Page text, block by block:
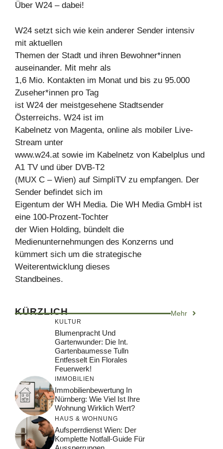
Über W24 – dabei!
W24 setzt sich wie kein anderer Sender intensiv
mit aktuellen
Themen der Stadt und ihren Bewohner*innen
auseinander. Mit mehr als
1,6 Mio. Kontakten im Monat und bis zu 95.000
Zuseher*innen pro Tag
ist W24 der meistgesehene Stadtsender
Österreichs. W24 ist im
Kabelnetz von Magenta, online als mobiler Live-
Stream unter
www.w24.at sowie im Kabelnetz von Kabelplus und
A1 TV und über DVB-T2
(MUX C – Wien) auf SimpliTV zu empfangen. Der
Sender befindet sich im
Eigentum der WH Media. Die WH Media GmbH ist
eine 100-Prozent-Tochter
der Wien Holding, bündelt die
Medienunternehmungen des Konzerns und
kümmert sich um die strategische
Weiterentwicklung dieses
Standbeines.
KÜRZLICH Mehr
KULTUR
Blumenpracht Und
Gartenwunder: Die Int.
Gartenbaumesse Tulln
Entfesselt Ein Florales
Feuerwerk!
IMMOBILIEN
Immobilienbewertung In
Nürnberg: Wie Viel Ist Ihre
Wohnung Wirklich Wert?
HAUS & WOHNUNG
Aufsperrdienst Wien: Der
Komplette Notfall-Guide Für